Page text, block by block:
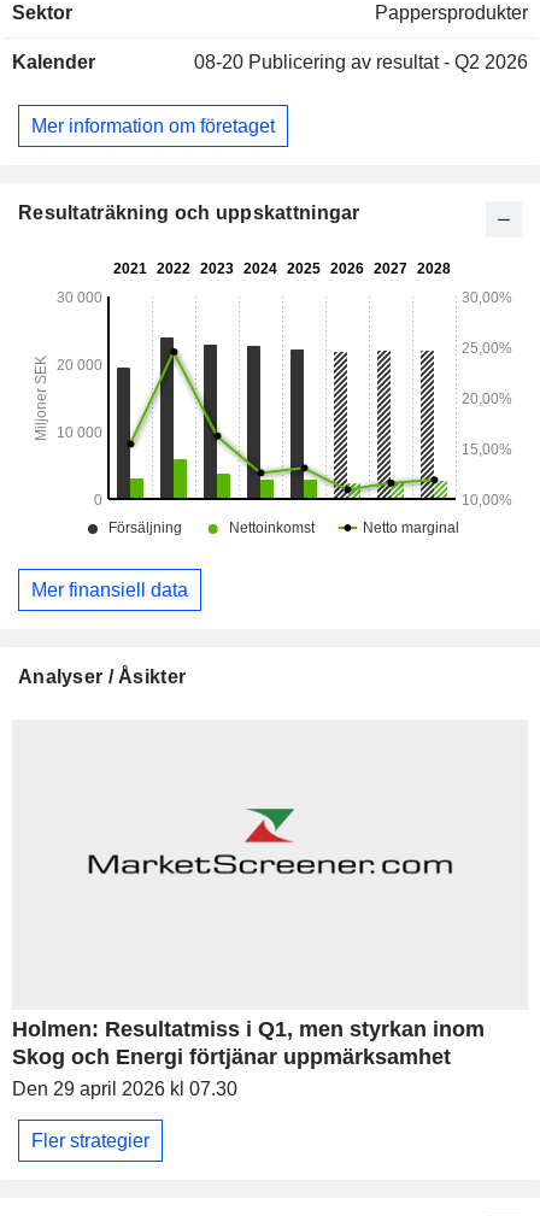
folding boxboard (FBB) för konsumentförpackningar och
Affärsområde Holmen Timber producerar snickerivirke av
Affärsområde Holmen Skog ansvarar för bolagets skogar
och virkesförsörjning. Affärsområde Holmen Energi ansvarar
Sektor Pappersprodukter
Kalender 08-20 Publicering av resultat - Q2 2026
Mer information om företaget
Resultaträkning och uppskattningar
Mer finansiell data
Analyser / Åsikter
Holmen: Resultatmiss i Q1, men styrkan inom
Skog och Energi förtjänar uppmärksamhet
Den 29 april 2026 kl 07.30
Fler strategier